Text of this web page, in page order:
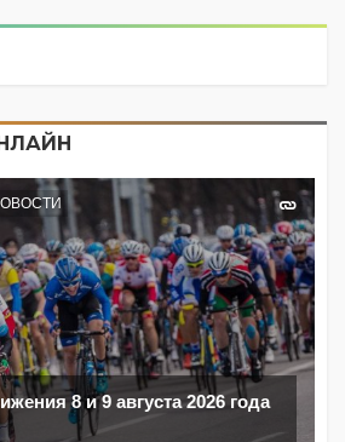
8 и 9 августа 2026 года